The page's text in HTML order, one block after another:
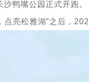
鸭嘴公园正式开跑。
亮松雅湖”之后，